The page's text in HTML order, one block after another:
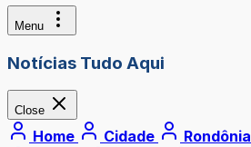
Menu
Notícias Tudo Aqui
Close
Home Cidade Rondônia